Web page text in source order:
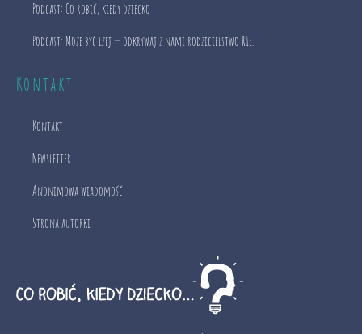
Podcast: Co robić, kiedy dziecko
Podcast: Może być lżej — odkrywaj z nami rodzicielstwo RIE.
Kontakt
Kontakt
Newsletter
Anonimowa wiadomość
Strona autorki